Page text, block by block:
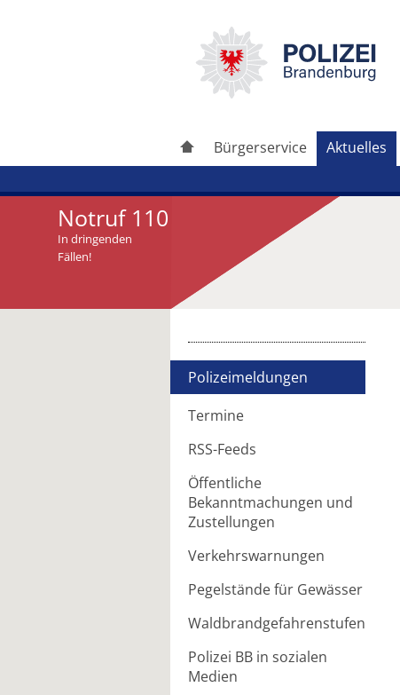
Bürgerservice Aktuelles
Notruf 110
In dringenden
Fällen!
Polizeimeldungen
Termine
RSS-Feeds
Öffentliche
Bekanntmachungen und
Zustellungen
Verkehrswarnungen
Pegelstände für Gewässer
Waldbrandgefahrenstufen
Polizei BB in sozialen
Medien
Artikel weiterleiten